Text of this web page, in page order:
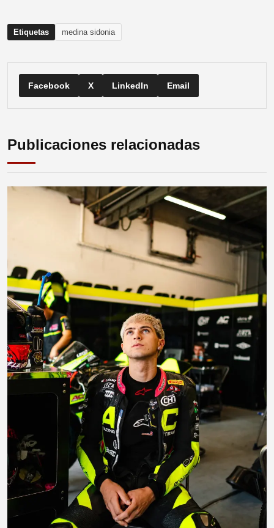
Etiquetas medina sidonia
Facebook X LinkedIn Email
Publicaciones relacionadas